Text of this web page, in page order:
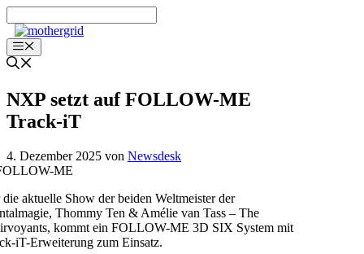
Inhalt
springenMenü
NXP setzt auf FOLLOW-ME
Track-iT
4. Dezember 2025 von Newsdesk
die aktuelle Show der beiden Weltmeister der
Thommy Ten & Amélie van Tass – The
kommt ein FOLLOW-ME 3D SIX System mit
iT-Erweiterung zum Einsatz.